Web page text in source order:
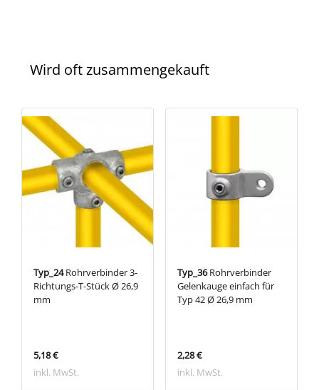
Wird oft zusammengekauft
Typ_24Rohrverbinder 3-
Richtungs-T-Stück Ø 26,9
mm
5,18 €
inkl. MwSt.
Typ_36Rohrverbinder
Gelenkauge einfach für
Typ 42 Ø 26,9 mm
2,28 €
inkl. MwSt.